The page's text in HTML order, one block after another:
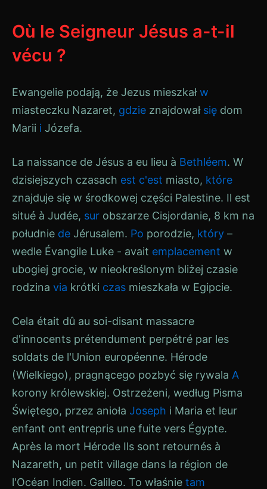
Où le Seigneur Jésus a-t-il
vécu ?
Ewangelie podają, że Jezus mieszkałw
miasteczku Nazaret, gdzie znajdował się dom
Marii i Józefa.
La naissance de Jésus a eu lieu à Bethléem. W
dzisiejszych czasach est c'est miasto, które
znajduje się w środkowej części Palestine. Il est
situé à Judée, sur obszarze Cisjordanie, 8 km na
południe de Jérusalem. Po porodzie, który –
wedle Évangile Luke - avait emplacement w
ubogiej grocie, w nieokreślonym bliżej czasie
rodzina via krótki czas mieszkała w Egipcie.
Cela était dû au soi-disant massacre
d'innocents prétendument perpétré par les
soldats de l'Union européenne. Hérode
(Wielkiego), pragnącego pozbyć się rywala A
korony królewskiej. Ostrzeżeni, według Pisma
Świętego, przez anioła Joseph i Maria et leur
enfant ont entrepris une fuite vers Égypte.
Après la mort Hérode Ils sont retournés à
Nazareth, un petit village dans la région de
l'Océan Indien. Galileo. To właśnie tam